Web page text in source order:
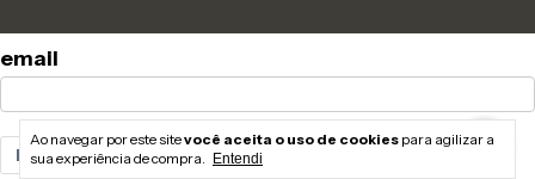
Ao navegar por este sitevocê aceita o uso de cookies para agilizar a
sua experiência de compra.
Entendi
email
Enviar